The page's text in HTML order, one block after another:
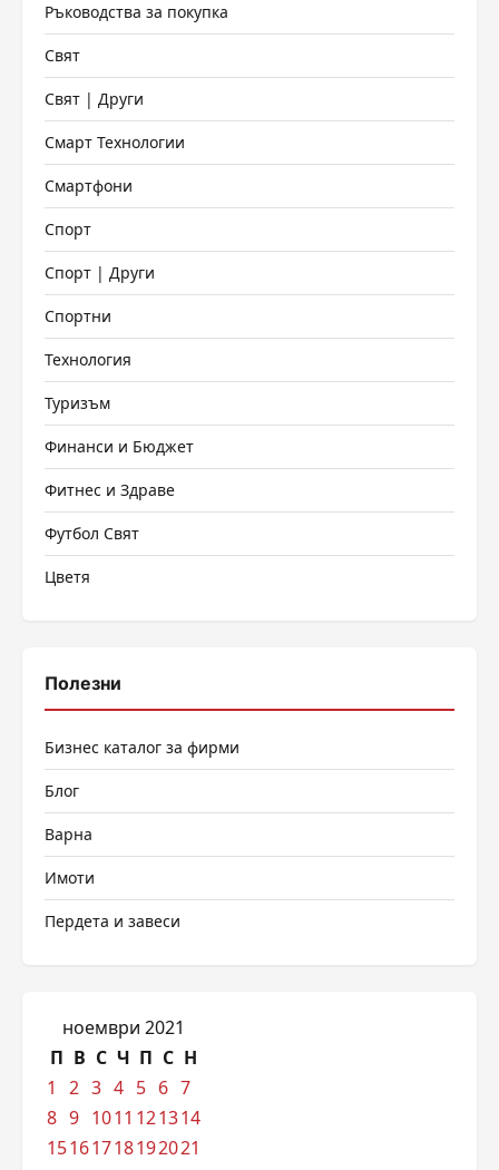
Ръководства за покупка
Свят
Свят | Други
Смарт Технологии
Смартфони
Спорт
Спорт | Други
Спортни
Технология
Туризъм
Финанси и Бюджет
Фитнес и Здраве
Футбол Свят
Цветя
Полезни
Бизнес каталог за фирми
Блог
Варна
Имоти
Пердета и завеси
ноември 2021
П В С Ч П С Н
1
2 3 4 5 6 7
8 9 1011 121314
15161718192021